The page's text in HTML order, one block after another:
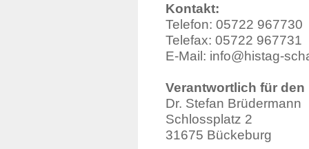
Kontakt:
Telefon: 05722 967730
Telefax: 05722 967731
E-Mail: info@histag-
Verantwortlich für den
Dr. Stefan Brüdermann
Schlossplatz 2
31675 Bückeburg